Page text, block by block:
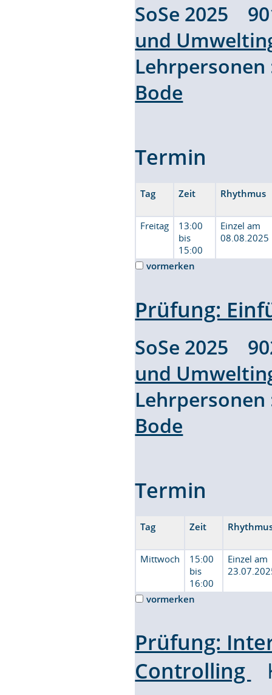
SoSe 2025
und
Bode
Termin
Tag Zeit Rhythmus
Freitag
13:00
bis
15:00
Einzel am
08.08.2025
vormerken
Prüfung:
SoSe 2025
und
Bode
Termin
Tag Zeit
Mittwoch
15:00
bis
16:00
Einzel am
vormerken
Prüfung:
Controlling